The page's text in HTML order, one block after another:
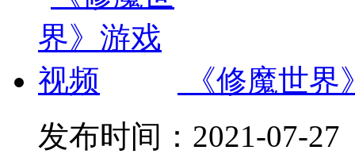
《修魔世
发布时间： 2021-07-27